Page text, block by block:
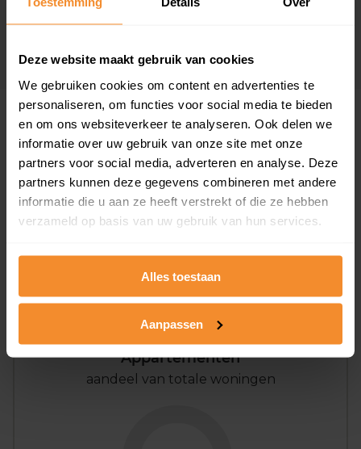
Deze website maakt gebruik van cookies
We gebruiken cookies om content en advertenties te
personaliseren, om functies voor social media te bieden
en om ons websiteverkeer te analyseren. Ook delen we
informatie over uw gebruik van onze site met onze
partners voor social media, adverteren en analyse. Deze
partners kunnen deze gegevens combineren met andere
informatie die u aan ze heeft verstrekt of die ze hebben
verzameld op basis van uw gebruik van hun services.
Alles toestaan
Aanpassen
Verkoopdatum
Woningen
90%
Koopwoningen
10%
Huurwoningen
Appartementen
aandeel van totale woningen